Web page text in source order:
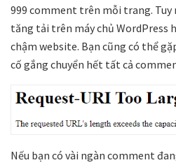
999 comment trên mỗi trang. Tuy
tăng tải trên máy chủ WordPress
chậm website. Bạn cũng có thể
cố gắng chuyển hết tất cả
Nếu bạn có vài ngàn comment